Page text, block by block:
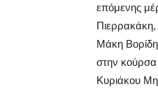
επόμενης
Μάκη
στην κούρσα
Κυριάκου